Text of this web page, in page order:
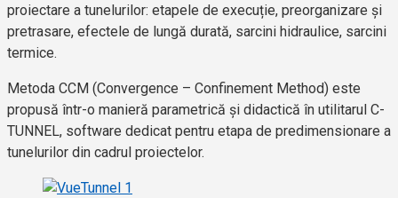
proiectare a tunelurilor: etapele de execuție, preorganizare și
pretrasare, efectele de lungă durată, sarcini hidraulice, sarcini
termice.
Metoda CCM (Convergence – Confinement Method) este
propusă într-o manieră parametrică și didactică în utilitarul C-
TUNNEL, software dedicat pentru etapa de predimensionare a
tunelurilor din cadrul proiectelor.